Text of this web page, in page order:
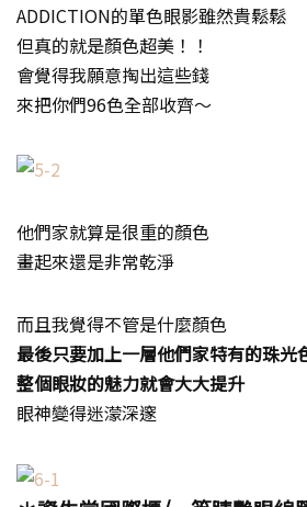
ADDICTION的單色眼影雖然貴鬆鬆
但真的就是顏色超美！！
會覺得我願意掏出這些錢
來把你們96色全部收齊～
他們家就算是很重的顏色
畫起來還是非常乾淨
而且我覺得不管是什麼顏色
最後只要加上一層他們家特有的珠光
整個眼妝的魅力就會大大提升
眼神變得迷濛深邃